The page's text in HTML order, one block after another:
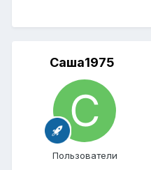
Саша1975
Пользователи